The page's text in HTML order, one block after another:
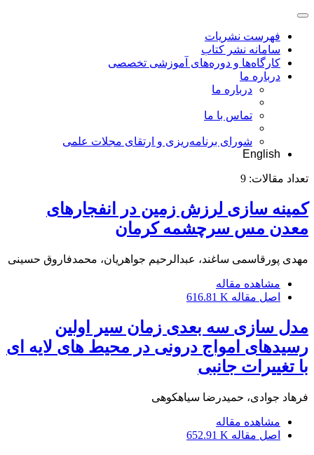
فهرست نشریات
سامانه نشر کتاب
کارگاه‌ها و دوره‌های آموزشی تخصصی
درباره ما
درباره ما
تماس با ما
شورای برنامه‌ریزی و ارتقای مجلات علمی
English
تعداد مقالات: 9
کمینه سازی لرزش زمین در انفجارهای
معدن مس سرچشمه کرمان
مهدی پورقاسمی ساغند، عبدالرحیم جواهریان، محمدفاروق حسینی
مشاهده مقاله
اصل مقاله 616.81 K
مدل سازی سه بعدی زمان سیر اولین
رسیدهای امواج درونی در محیط های لایه ای
با تغییرات جانبی
فرهاد جوادی، حمیدرضا سیاهکوهی
مشاهده مقاله
اصل مقاله 652.91 K